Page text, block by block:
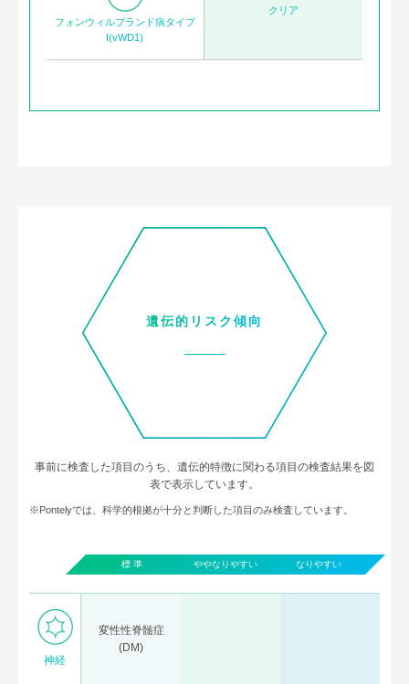
フォンウィルブランド病タイプ
I(vWD1)
クリア
遺伝的リスク傾向
事前に検査した項目のうち、遺伝的特徴に関わる項目の検査結果を図
表で表示しています。
※Pontelyでは、科学的根拠が十分と判断した項目のみ検査しています。
標 準 ややなりやすい なりやすい
神経
変性性脊髄症
(DM)